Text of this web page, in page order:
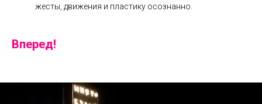
жесты, движения и пластику осознанно.
Вперед!